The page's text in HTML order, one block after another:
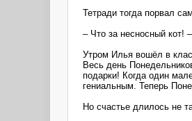
Тетради тогда порвал
– Что за несносный кот!
Утром Илья вошёл в
Весь день
подарки! Когда один
гениальным. Теперь
Но счастье длилось не